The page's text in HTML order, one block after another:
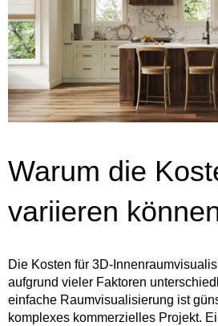
Warum die
variieren
Die Kosten für 3D-
aufgrund vieler Faktoren
einfache Raumvisualisierung ist
komplexes kommerzielles Projekt.